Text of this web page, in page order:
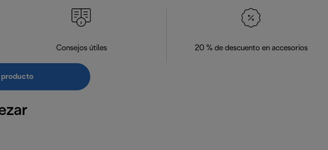
Consejos útiles 20 % de descuento en accesorios
producto